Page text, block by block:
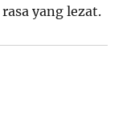
yang lezat.